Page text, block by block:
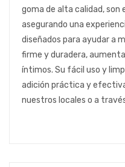
goma de alta calidad, son
asegurando una
diseñados para ayudar a
firme y duradera,
íntimos. Su fácil uso y
adición práctica y
nuestros locales o a